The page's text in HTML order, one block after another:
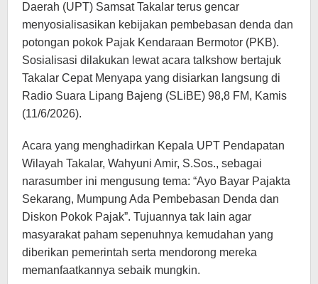
Daerah (UPT) Samsat Takalar terus gencar
menyosialisasikan kebijakan pembebasan denda dan
potongan pokok Pajak Kendaraan Bermotor (PKB).
Sosialisasi dilakukan lewat acara talkshow bertajuk
Takalar Cepat Menyapa yang disiarkan langsung di
Radio Suara Lipang Bajeng (SLiBE) 98,8 FM, Kamis
(11/6/2026).
Acara yang menghadirkan Kepala UPT Pendapatan
Wilayah Takalar, Wahyuni Amir, S.Sos., sebagai
narasumber ini mengusung tema: “Ayo Bayar Pajakta
Sekarang, Mumpung Ada Pembebasan Denda dan
Diskon Pokok Pajak”. Tujuannya tak lain agar
masyarakat paham sepenuhnya kemudahan yang
diberikan pemerintah serta mendorong mereka
memanfaatkannya sebaik mungkin.